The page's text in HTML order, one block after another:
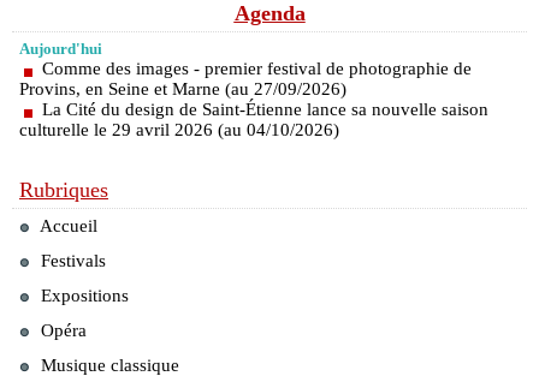
Agenda
Aujourd'hui
Comme des images - premier festival de photographie de
Provins, en Seine et Marne (au 27/09/2026)
La Cité du design de Saint-Étienne lance sa nouvelle saison
culturelle le 29 avril 2026 (au 04/10/2026)
Rubriques
Accueil
Festivals
Expositions
Opéra
Musique classique